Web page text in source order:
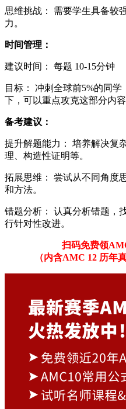
思维挑战： 需要学生具备较
力。
时间管理：
建议时间： 每题 10-15分钟
目标： 冲刺全球前5%的同
下，可以重点攻克这部分内容
备考建议：
提升解题能力： 培养解决复
理、构造性证明等。
拓展思维： 尝试从不同角度
和方法。
错题分析： 认真分析错题，
行针对性改进。
扫码免费领
（内含AMC 12 历年